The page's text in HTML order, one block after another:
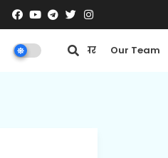
मनोरंजन ई-पेपर Our Team